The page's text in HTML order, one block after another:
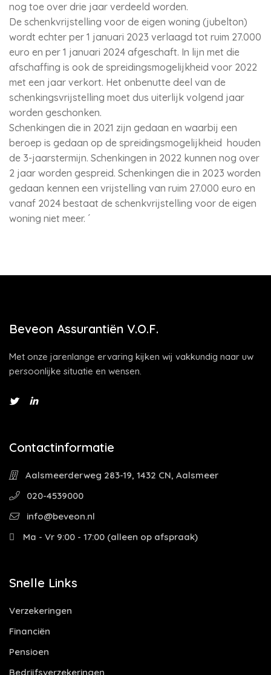
nog toe over drie jaar verdeeld worden.
De schenkvrijstelling voor de eigen woning (jubelton)
wordt echter per 1 januari 2023 verlaagd tot ruim 27.000
euro en per 1 januari 2024 afgeschaft. In lijn met die
afschaffing is ook de spreidingsmogelijkheid voor 2022
met een jaar verkort. Het onbenutte deel van de
schenkingsvrijstelling moet dus uiterlijk volgend jaar
worden geschonken.
Schenkingen die in 2021 zijn gedaan en waarbij een
beroep is gedaan op de spreidingsmogelijkheid houden
de 3-jaarstermijn. Schenkingen in 2022 kunnen nog over
2 jaar worden gespreid. Schenkingen die in 2023 worden
gedaan kennen een vrijstelling van ruim 27.000 euro en
vanaf 2024 bestaat de schenkvrijstelling voor de eigen
woning niet meer. ´
Beveon Assurantiën V.O.F.
Met onze jarenlange ervaring kijken wij vakkundig naar uw
persoonlijke situatie en wensen.
Contactinformatie
Aalsmeerderweg 283-19, 1432 CN, Aalsmeer
020-4539000
info@beveon.nl
Ma - Vr 9:00 - 17:00 (alleen op afspraak)
Snelle Links
Verzekeringen
Financiën
Pensioen
Bedrijfsverzekeringen